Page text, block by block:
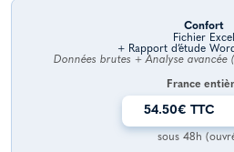
Confort
Fichier Excel
+ Rapport d’étude
Données brutes + Analyse
France
54.50€ TTC
sous 48h